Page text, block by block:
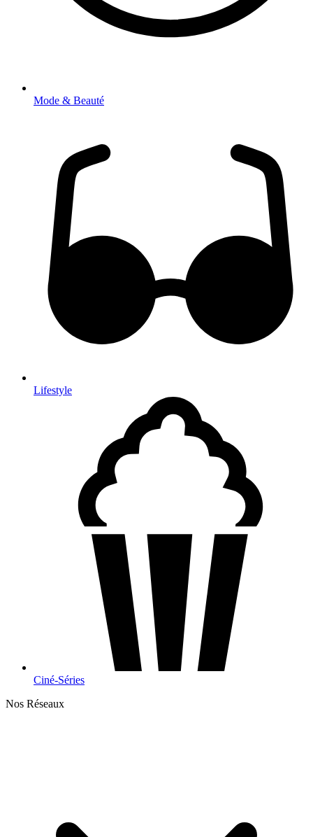
Mode & Beauté
Lifestyle
Ciné-Séries
Nos Réseaux